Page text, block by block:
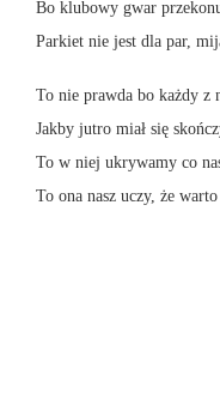
Bo klubowy gwar
Parkiet nie jest dla par,
To nie prawda bo każdy z
Jakby jutro miał się
To w niej ukrywamy co
To ona nasz uczy, że